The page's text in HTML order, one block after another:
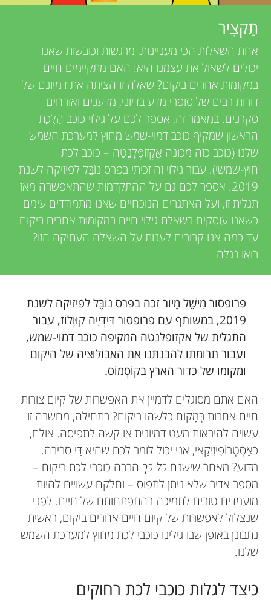
n
g
M
n
d
s
e
v
i
e
w
e
r
s
תַקצִיר
אחת השאלות הכי מעניינות, מרגשות וכובשות שאנו
יכולים לשאול את עצמנו היא: האם מתקיימים חיים
במקומות אחרים ביקום? שאלה זו הציתה את דמיונם של
דורות רבים של סופרי מדע בדיוני, מדענים ואזרחים
סקרנים. במאמר זה, אספר לכם על גילוי כוכב הַלֶּכֶת
הראשון שמקיף כוכב דמוי-שמש מחוץ למערכת השמש
שלנו (כוכב כזה מכונה אֶקְזוֹפְּלָנֶטָה – כוכב לכת
חוץ-שמשי). עבור גילוי זה זכיתי בפרס נוֹבֶּל לפיזיקה לשנת
2019. אספר לכם גם על ההתקדמות שהתאפשרה מאז
תגלית זו, ועל האתגרים הנוכחיים שאנו מתמודדים עימם
כשאנו עוסקים בשאלת גילוי חיים במקומות אחרים ביקום.
עד כמה אנו קרובים לענות על השאלה העתיקה הזו?
בואו נגלה.
פרופסור מִישֶׁל מָיוֹר זכה בפרס נוֹבֶּל לפיזיקה לשנת
2019, במשותף עם פרופסור דִּידְיֶיה קוּוֶלוֹז, עבור
התגלית של אקזופלנטה המקיפה כוכב דמוי-שמש,
ועבור תרומתו להבנתנו את האבוֹלוּציה של היקום
ומקומו של כדור הארץ בקוֹסְמוֹס.
האם אתם מסוגלים לדמיין את האפשרות של קיום צורות
חיים אחרות בְּמָקום כלשהו ביקום? בתחילה, מחשבה זו
עשויה להיראות מעט דמיונית או קשה לתפיסה. אולם,
כאַסְטְרוֹפִיזִיקַאי, אני יכול לומר לכם שהיא דַּי סבירה.
מדוע? מאחר שישנם כל כך הרבה כוכבי לכת ביקום –
מספר אדיר שלא ניתן לתפוס – וחלקם עשויים להיות
מועמדים טובים לתמיכה בהתפתחותם של חיים. לפני
שנצלול לאפשרות של קיוּם חיים אחרים ביקום, ראשית
נתבונן באופן שבו גילינו כוכבי לכת מחוץ למערכת השמש
שלנו.
כיצד לגלות כוכבי לכת רחוקים